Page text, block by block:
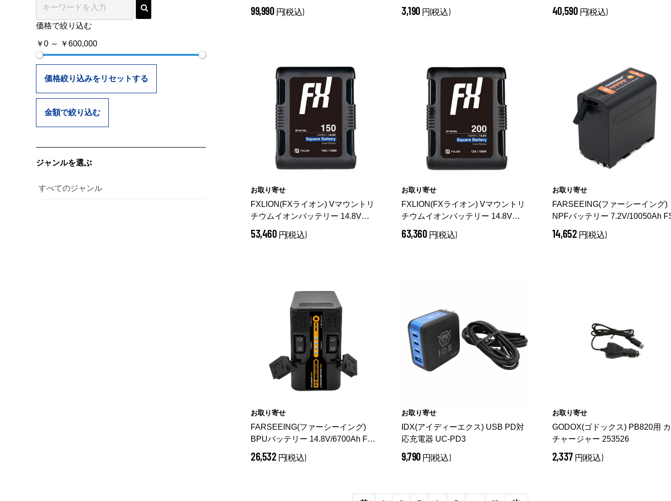
価格で絞り込む
￥0 ～ ￥600,000
価格絞り込みをリセットする
金額で絞り込む
ジャンルを選ぶ
すべてのジャンル
Goコンボ 大容量バッテリー
99,990 円(税込) 3,190 円(税込)
98Wh BP-M98L
40,590 円(税込)
お取り寄せ
FXLION(FXライオン) Vマウントリ
チウムイオンバッテリー 14.8V
148Wh BP-M150L
53,460 円(税込)
お取り寄せ
FXLION(FXライオン) Vマウントリ
チウムイオンバッテリー 14.8V
198Wh BP-M200L
63,360 円(税込)
お取り寄せ
FARSEEING(ファーシーイング)
NPFバッテリー 7.2V/10050Ah
F970CUP
14,652 円(税込)
お取り寄せ
FARSEEING(ファーシーイング)
BPUバッテリー 14.8V/6700Ah FD-
U100CUP
26,532 円(税込)
お取り寄せ
IDX(アイディーエクス) USB PD対
応充電器 UC-PD3
9,790 円(税込)
お取り寄せ
GODOX(ゴドックス) PB820用
チャージャー 253526
2,337 円(税込)